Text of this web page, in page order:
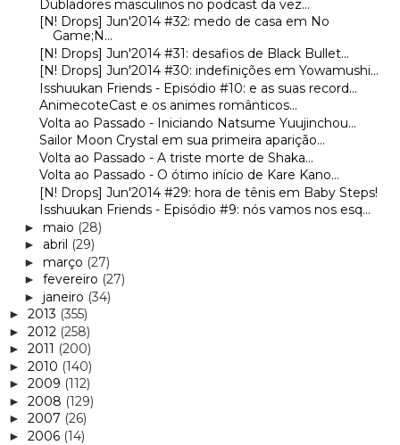
Dubladores masculinos no podcast da vez...
[N! Drops] Jun'2014 #32: medo de casa em No
Game;N...
[N! Drops] Jun'2014 #31: desafios de Black Bullet...
[N! Drops] Jun'2014 #30: indefinições em Yowamushi...
Isshuukan Friends - Episódio #10: e as suas record...
AnimecoteCast e os animes românticos...
Volta ao Passado - Iniciando Natsume Yuujinchou...
Sailor Moon Crystal em sua primeira aparição...
Volta ao Passado - A triste morte de Shaka...
Volta ao Passado - O ótimo início de Kare Kano...
[N! Drops] Jun'2014 #29: hora de tênis em Baby Steps!
Isshuukan Friends - Episódio #9: nós vamos nos esq...
► maio (28)
► abril (29)
► março (27)
► fevereiro (27)
► janeiro (34)
► 2013 (355)
► 2012 (258)
► 2011 (200)
► 2010 (140)
► 2009 (112)
► 2008 (129)
► 2007 (26)
► 2006 (14)